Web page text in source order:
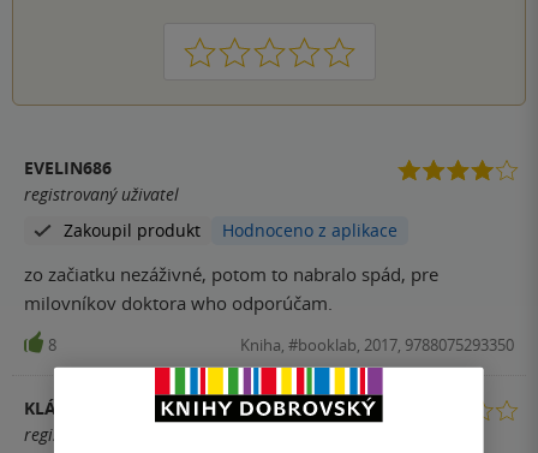
1 2 3 4 5
EVELIN686
registrovaný uživatel
Zakoupil produkt
Hodnoceno z aplikace
zo začiatku nezáživné, potom to nabralo spád, pre
milovníkov doktora who odporúčam.
8 Kniha, #booklab, 2017, 9788075293350
KLÁRA
registrovaný uživatel